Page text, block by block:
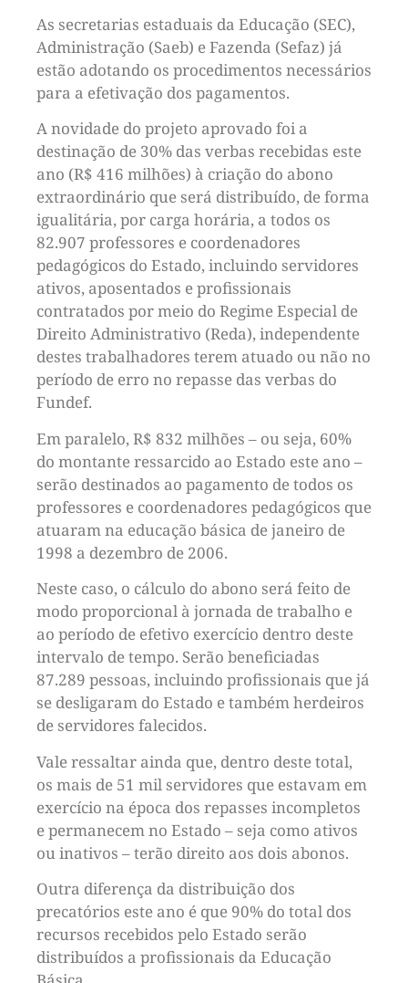
As secretarias estaduais da Educação (SEC),
Administração (Saeb) e Fazenda (Sefaz) já
estão adotando os procedimentos necessários
para a efetivação dos pagamentos.
A novidade do projeto aprovado foi a
destinação de 30% das verbas recebidas este
ano (R$ 416 milhões) à criação do abono
extraordinário que será distribuído, de forma
igualitária, por carga horária, a todos os
82.907 professores e coordenadores
pedagógicos do Estado, incluindo servidores
ativos, aposentados e profissionais
contratados por meio do Regime Especial de
Direito Administrativo (Reda), independente
destes trabalhadores terem atuado ou não no
período de erro no repasse das verbas do
Fundef.
Em paralelo, R$ 832 milhões – ou seja, 60%
do montante ressarcido ao Estado este ano –
serão destinados ao pagamento de todos os
professores e coordenadores pedagógicos que
atuaram na educação básica de janeiro de
1998 a dezembro de 2006.
Neste caso, o cálculo do abono será feito de
modo proporcional à jornada de trabalho e
ao período de efetivo exercício dentro deste
intervalo de tempo. Serão beneficiadas
87.289 pessoas, incluindo profissionais que já
se desligaram do Estado e também herdeiros
de servidores falecidos.
Vale ressaltar ainda que, dentro deste total,
os mais de 51 mil servidores que estavam em
exercício na época dos repasses incompletos
e permanecem no Estado – seja como ativos
ou inativos – terão direito aos dois abonos.
Outra diferença da distribuição dos
precatórios este ano é que 90% do total dos
recursos recebidos pelo Estado serão
distribuídos a profissionais da Educação